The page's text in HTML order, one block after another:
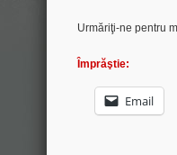
Urmăriţi-ne pentru
Împrăştie:
Email